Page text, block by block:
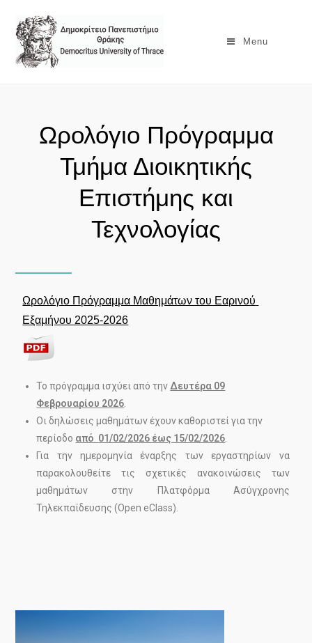
Menu
Ωρολόγιο Πρόγραμμα
Τμήμα Διοικητικής
Επιστήμης και
Τεχνολογίας
Ωρολόγιο Πρόγραμμα Μαθημάτων του Εαρινού
Εξαμήνου 2025-2026
Το πρόγραμμα ισχύει από την Δευτέρα 09
Φεβρουαρίου 2026
Οι δηλώσεις μαθημάτων έχουν καθοριστεί για την
περίοδο από 01/02/2026 έως 15/02/2026
Για την ημερομηνία έναρξης των εργαστηρίων να
παρακολουθείτε τις σχετικές ανακοινώσεις των
μαθημάτων στην Πλατφόρμα Ασύγχρονης
Τηλεκπαίδευσης (Open eClass).